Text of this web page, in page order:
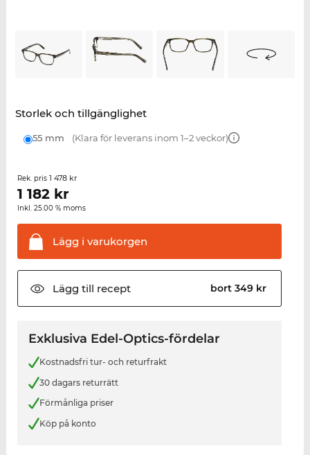
Storlek och tillgänglighet
55 mm (Klara för leverans inom 1–2 veckor)
Rek. pris 1 478 kr
1 182kr
Inkl. 25.00 % moms
Lägg i varukorgen
Lägg till recept bort 349 kr
Exklusiva Edel-Optics-fördelar
Kostnadsfri tur- och returfrakt
30 dagars returrätt
Förmånliga priser
Köp på konto